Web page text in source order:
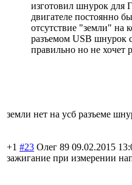
изготовил шнурок для
двигателе постоянно
отсутствие "земли" на
разъемом USB шнурок
правильно но не хочет
земли нет на усб разъеме
+1 #23 Олег 89 09.02.2015
зажигание при измерении